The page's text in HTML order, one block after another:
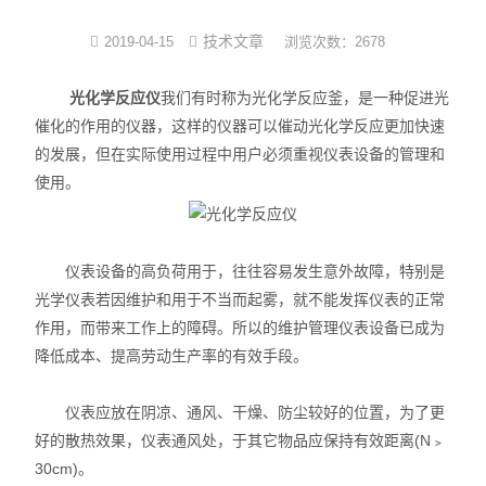
光化学反应设备
冷冻干燥机
培养箱系列
2019-04-15 技术文章 浏览次数：2678
光化学反应仪我们有时称为光化学反应釜，是一种促进光
催化的作用的仪器，这样的仪器可以催动光化学反应更加快速
的发展，但在实际使用过程中用户必须重视仪表设备的管理和
使用。
仪表设备的高负荷用于，往往容易发生意外故障，特别是
光学仪表若因维护和用于不当而起雾，就不能发挥仪表的正常
作用，而带来工作上的障碍。所以的维护管理仪表设备已成为
降低成本、提高劳动生产率的有效手段。
仪表应放在阴凉、通风、干燥、防尘较好的位置，为了更
好的散热效果，仪表通风处，于其它物品应保持有效距离(N﹥
30cm)。